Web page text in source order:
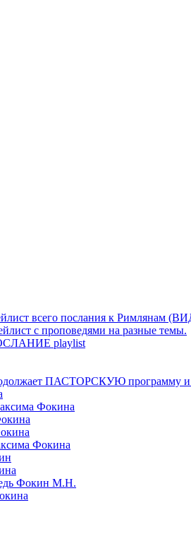
всего послания к Римлянам
с проповедями на разные темы.
playlist
продолжает ПАСТОРСКУЮ
Фокина
Фокина
Фокин М.Н.